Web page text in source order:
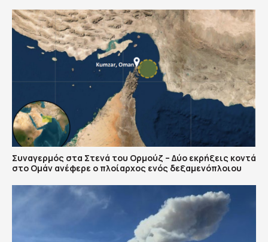
Συναγερμός στα Στενά του Ορμούζ – Δύο εκρήξεις κοντά
στο Ομάν ανέφερε ο πλοίαρχος ενός δεξαμενόπλοιου